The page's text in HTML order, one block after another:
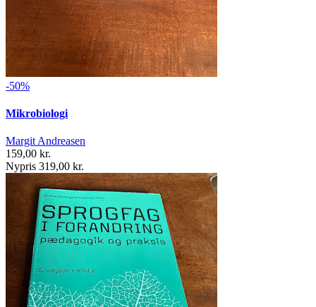
-50%
Mikrobiologi
Margit Andreasen
159,00 kr.
Nypris 319,00 kr.